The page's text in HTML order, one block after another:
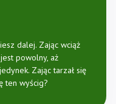
dalej. Zając wciąż
powolny, aż
Zając tarzał się
ten wyścig?